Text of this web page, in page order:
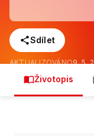
Sdílet
AKTUALIZOVÁNO9. 5.
Životopis